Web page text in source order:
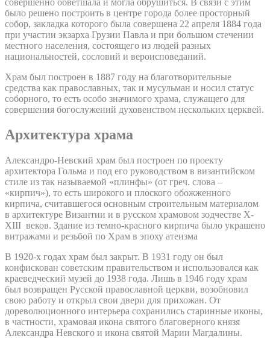
было решено построить в центре города более просторный
собор, закладка которого была совершена 22 апреля 1884 года
при участии экзарха Грузии Павла и при большом стечении
местного населения, состоящего из людей разных
национальностей, сословий и вероисповеданий.
Храм был построен в 1887 году на благотворительные
средства как православных, так и мусульман и носил статус
соборного, то есть особо значимого храма, служащего для
совершения богослужений духовенством нескольких церквей.
Архитектура храма
Александро-Невский храм был построен по проекту
архитектора Гольма и под его руководством в византийском
стиле из так называемой «плинфы» (от греч. слова –
«кирпич»), то есть широкого и плоского обожженного
кирпича, считавшегося основным строительным материалом
в архитектуре Византии и в русском храмовом зодчестве X-
XIII веков. Здание из темно-красного кирпича было украшено
витражами и резьбой по Храм в эпоху атеизма
В 1920-х годах храм был закрыт. В 1931 году он был
конфискован советским правительством и использовался как
краеведческий музей до 1938 года. Лишь в 1946 году храм
был возвращен Русской православной церкви, возобновил
свою работу и открыл свои двери для прихожан. От
дореволюционного интерьера сохранились старинные иконы,
в частности, храмовая икона святого благоверного князя
Александра Невского и икона святой Марии Магдалины.